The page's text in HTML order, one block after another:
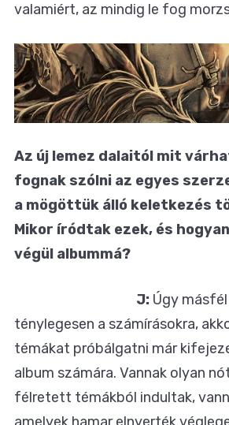
valamiért, az mindig le fog
Az új lemez dalaitól mit
fognak szólni az egyes
a mögöttük álló keletkezés
Mikor íródtak ezek, és
végül albummá?
J: Úgy
ténylegesen a számírásokra,
témákat próbálgatni már
album számára. Vannak olyan
félretett témákból indultak,